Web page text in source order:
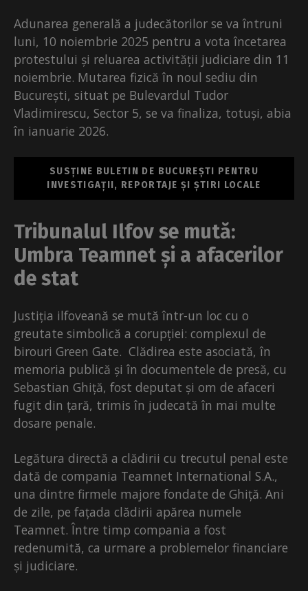
Adunarea generală a judecătorilor se va întruni
luni, 10 noiembrie 2025 pentru a vota încetarea
protestului și reluarea activității judiciare din 11
noiembrie. Mutarea fizică în noul sediu din
București, situat pe Bulevardul Tudor
Vladimirescu, Sector 5, se va finaliza, totuși, abia
în ianuarie 2026.
SUSȚINE BULETIN DE BUCUREȘTI PENTRU
INVESTIGAȚII, REPORTAJE ȘI ȘTIRI LOCALE
Tribunalul Ilfov se mută:
Umbra Teamnet și a afacerilor
de stat
Justiția ilfoveană se mută într-un loc cu o
greutate simbolică a corupției: complexul de
birouri Green Gate. Clădirea este asociată, în
memoria publică și în documentele de presă, cu
Sebastian Ghiță, fost deputat și om de afaceri
fugit din țară, trimis în judecată în mai multe
dosare penale.
Legătura directă a clădirii cu trecutul penal este
dată de compania Teamnet International S.A.,
una dintre firmele majore fondate de Ghiță. Ani
de zile, pe fațada clădirii apărea numele
Teamnet. Între timp compania a fost
redenumită, ca urmare a problemelor financiare
și judiciare.